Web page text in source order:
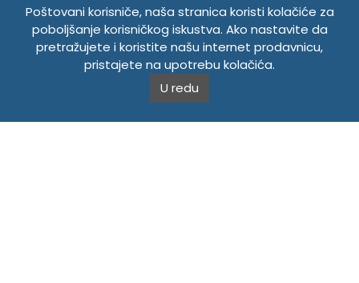
Uslovi korištenja
Politika privatnosti
TEMPUS DOO BRATUNAC
Poštovani korisniče, naša stranica koristi kolačiće za
poboljšanje korisničkog iskustva. Ako nastavite da
pretražujete i koristite našu internet prodavnicu,
pristajete na upotrebu kolačića.
U redu